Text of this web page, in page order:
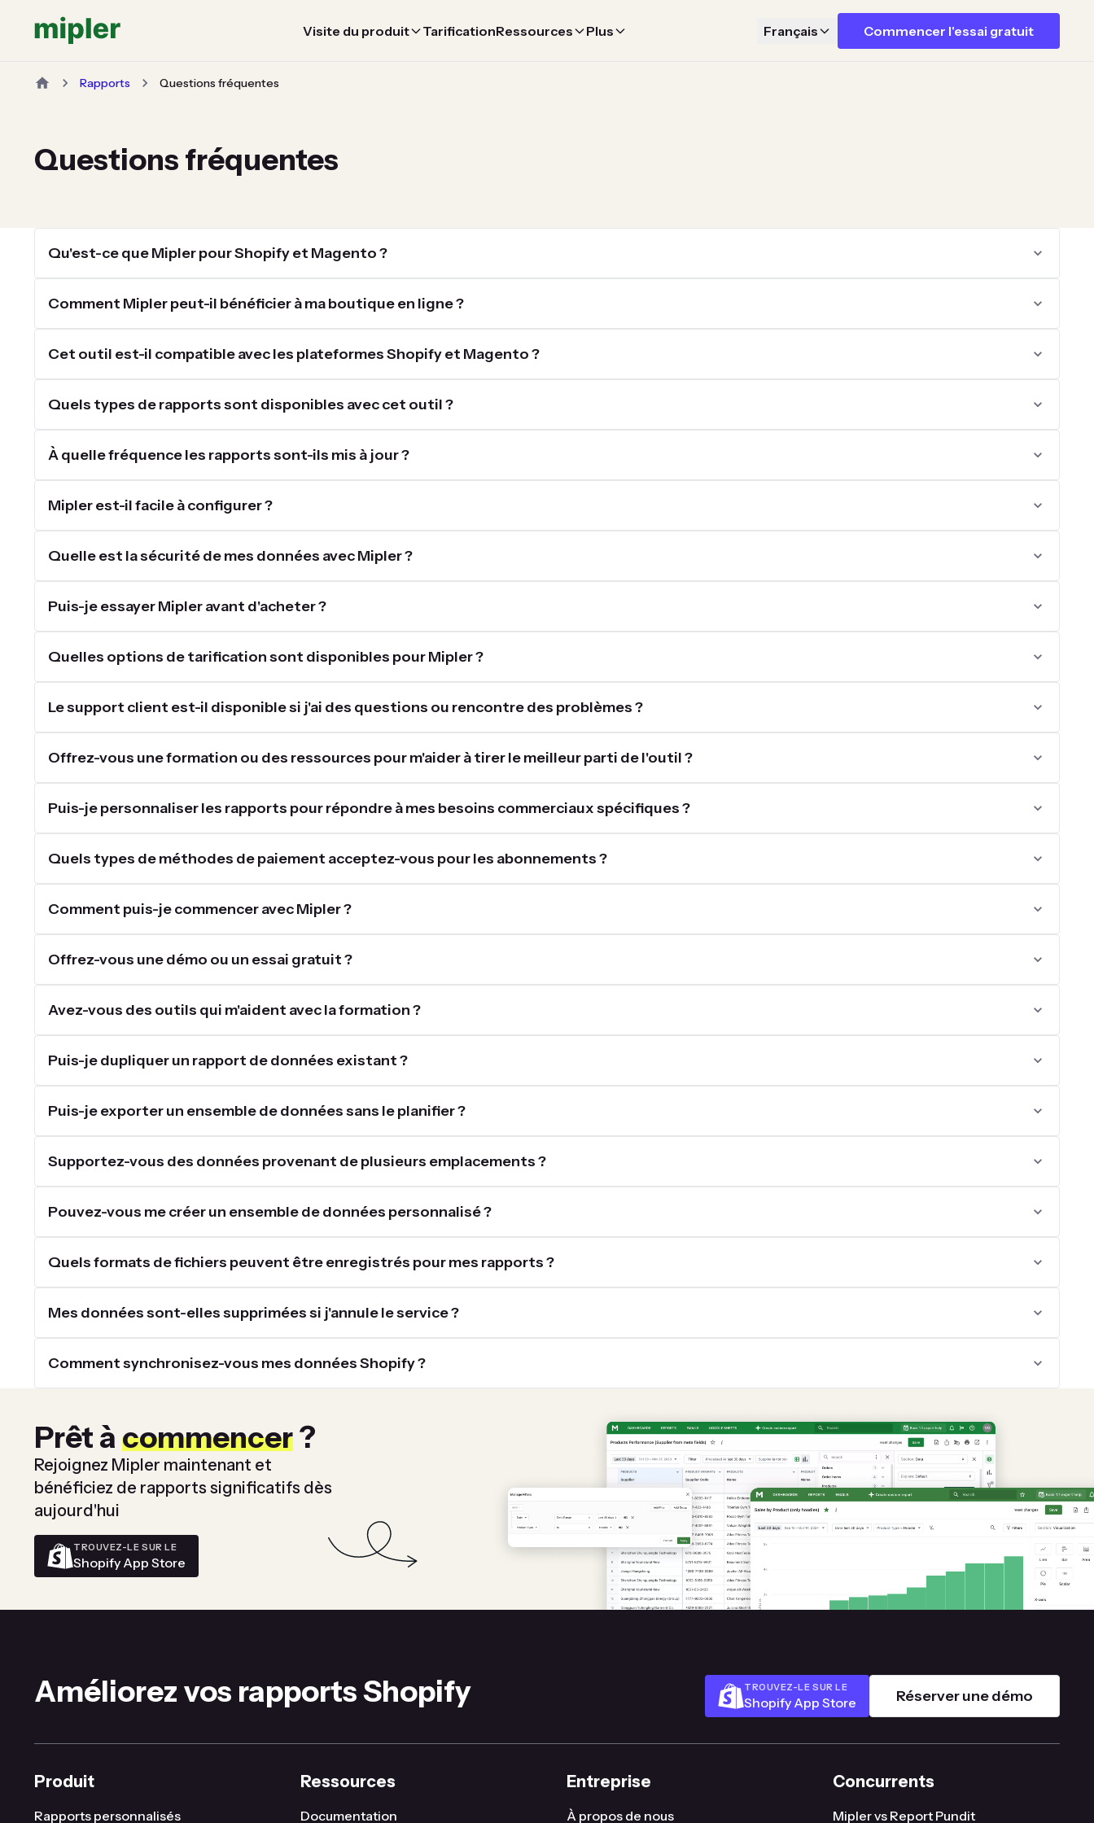
Visite du produit TarificationRessources Plus Français Commencer l'essai gratuit
Rapports Questions fréquentes
Questions fréquentes
Qu'est-ce que Mipler pour Shopify et Magento ?
Comment Mipler peut-il bénéficier à ma boutique en ligne ?
Cet outil est-il compatible avec les plateformes Shopify et Magento ?
Quels types de rapports sont disponibles avec cet outil ?
À quelle fréquence les rapports sont-ils mis à jour ?
Mipler est-il facile à configurer ?
Quelle est la sécurité de mes données avec Mipler ?
Puis-je essayer Mipler avant d'acheter ?
Quelles options de tarification sont disponibles pour Mipler ?
Le support client est-il disponible si j'ai des questions ou rencontre des problèmes ?
Offrez-vous une formation ou des ressources pour m'aider à tirer le meilleur parti de l'outil ?
Puis-je personnaliser les rapports pour répondre à mes besoins commerciaux spécifiques ?
Quels types de méthodes de paiement acceptez-vous pour les abonnements ?
Comment puis-je commencer avec Mipler ?
Offrez-vous une démo ou un essai gratuit ?
Avez-vous des outils qui m'aident avec la formation ?
Puis-je dupliquer un rapport de données existant ?
Puis-je exporter un ensemble de données sans le planifier ?
Supportez-vous des données provenant de plusieurs emplacements ?
Pouvez-vous me créer un ensemble de données personnalisé ?
Quels formats de fichiers peuvent être enregistrés pour mes rapports ?
Mes données sont-elles supprimées si j'annule le service ?
Comment synchronisez-vous mes données Shopify ?
Prêt à commencer?
Rejoignez Mipler maintenant et
bénéficiez de rapports significatifs dès
aujourd'hui
TROUVEZ-LE SUR LE
Shopify App Store
Améliorez vos rapports Shopify TROUVEZ-LE SUR LE
Shopify App Store Réserver une démo
Produit
Rapports personnalisés
Ressources
Documentation
Entreprise
À propos de nous
Concurrents
Mipler vs Report Pundit